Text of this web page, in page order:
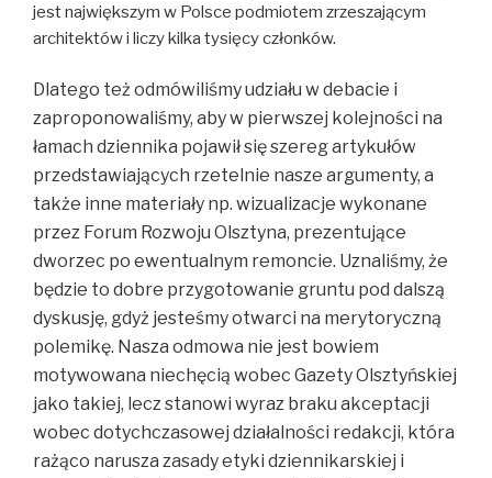
jest największym w Polsce podmiotem zrzeszającym
architektów i liczy kilka tysięcy członków.
Dlatego też odmówiliśmy udziału w debacie i
zaproponowaliśmy, aby w pierwszej kolejności na
łamach dziennika pojawił się szereg artykułów
przedstawiających rzetelnie nasze argumenty, a
także inne materiały np. wizualizacje wykonane
przez Forum Rozwoju Olsztyna, prezentujące
dworzec po ewentualnym remoncie. Uznaliśmy, że
będzie to dobre przygotowanie gruntu pod dalszą
dyskusję, gdyż jesteśmy otwarci na merytoryczną
polemikę. Nasza odmowa nie jest bowiem
motywowana niechęcią wobec Gazety Olsztyńskiej
jako takiej, lecz stanowi wyraz braku akceptacji
wobec dotychczasowej działalności redakcji, która
rażąco narusza zasady etyki dziennikarskiej i